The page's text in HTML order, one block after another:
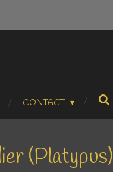
CONTACT
(Platypus)